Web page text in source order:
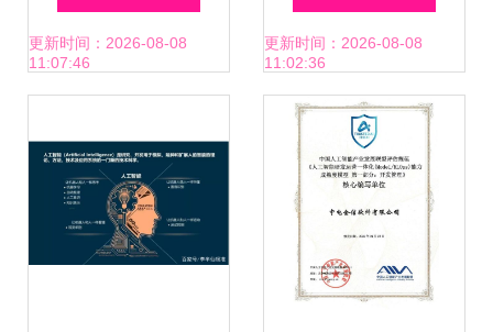
智能应用软件开发
更新时间：2026-08-08
11:07:46
子公司，注册资本
百万紧盯人工智能
应用
更新时间：2026-08-08
11:02:36